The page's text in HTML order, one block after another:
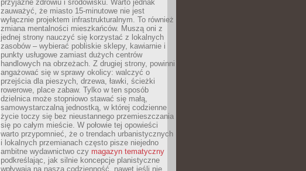
przyjazne zdrowiu i środowisku. Warto jednak
zauważyć, że miasto 15-minutowe nie jest
wyłącznie projektem infrastrukturalnym. To również
zmiana mentalności mieszkańców. Muszą oni z
jednej strony nauczyć się korzystać z lokalnych
zasobów – wybierać pobliskie sklepy, kawiarnie i
punkty usługowe zamiast dużych centrów
handlowych na obrzeżach. Z drugiej strony, powinni
angażować się w sprawy okolicy: walczyć o
przejścia dla pieszych, drzewa, ławki, ścieżki
rowerowe, place zabaw. Tylko w ten sposób
dzielnica może stopniowo stawać się małą,
samowystarczalną jednostką, w której codzienne
życie toczy się bez nieustannego przemieszczania
się po całym mieście. W połowie tej opowieści
warto przypomnieć, że o trendach urbanistycznych
i lokalnych przemianach często pisze niejedno
ambitne wydawnictwo czy magazyn tematyczny
podkreślając, jak silnie koncepcje planistyczne
wpływają na naszą codzienność, nawet jeśli nie